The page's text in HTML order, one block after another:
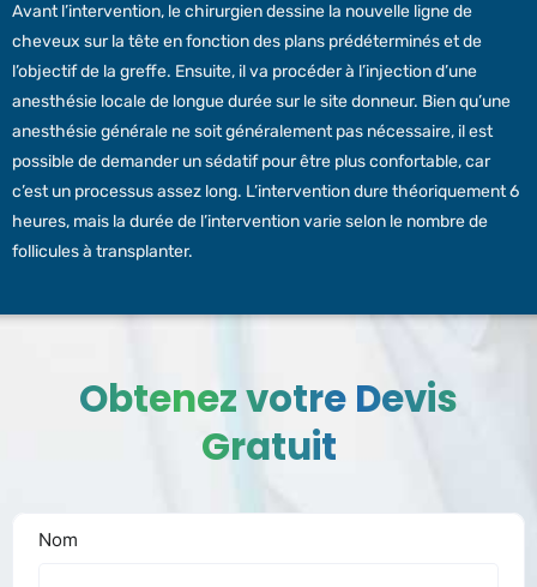
Avant l’intervention, le chirurgien dessine la nouvelle ligne de
cheveux sur la tête en fonction des plans prédéterminés et de
l’objectif de la greffe. Ensuite, il va procéder à l’injection d’une
anesthésie locale de longue durée sur le site donneur. Bien qu’une
anesthésie générale ne soit généralement pas nécessaire, il est
possible de demander un sédatif pour être plus confortable, car
c’est un processus assez long. L’intervention dure théoriquement 6
heures, mais la durée de l’intervention varie selon le nombre de
follicules à transplanter.
Obtenez votre Devis
Gratuit